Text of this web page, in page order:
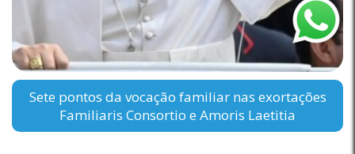
Sete pontos da vocação familiar nas exortações
Familiaris Consortio e Amoris Laetitia